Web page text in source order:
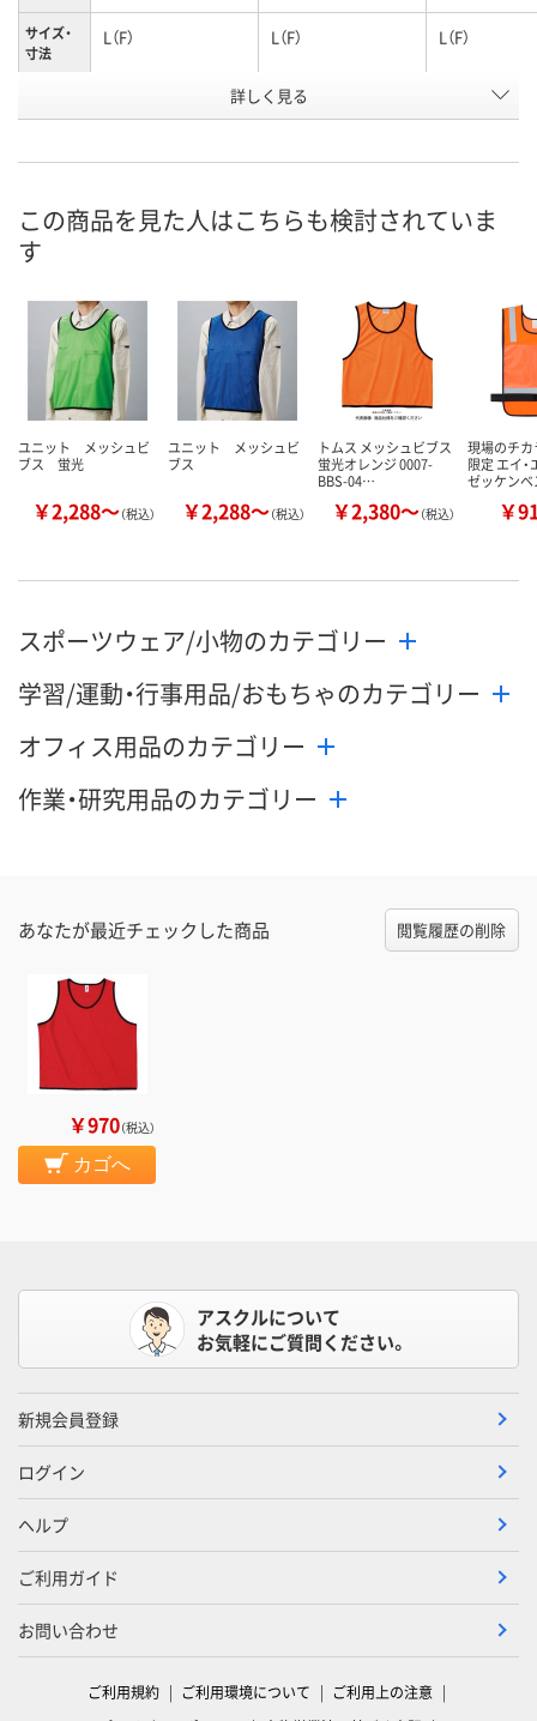
サイズ・
寸法
L（F） L（F） L（F）
ブラック ホワイト
号
お届け日
数量
カゴへ
数量
カゴへ カ
詳しく見る
この商品を見た人はこちらも検討されていま
す
ユニット メッシュビ
ブス 蛍光
￥2,288～（税込）
ユニット メッシュビ
ブス
￥2,288～（税込）
トムス メッシュビブス
蛍光オレンジ 0007-
BBS-04…
￥2,380～（税込）
現場のチ
限定 エイ・
ゼッケン
￥
スポーツウェア/小物のカテゴリー
学習/運動・行事用品/おもちゃのカテゴリー
オフィス用品のカテゴリー
作業・研究用品のカテゴリー
あなたが最近チェックした商品 閲覧履歴の削除
￥970（税込）
カゴへ
アスクルについて
お気軽にご質問ください。
新規会員登録
ログイン
ヘルプ
ご利用ガイド
お問い合わせ
ご利用規約 ご利用環境について
ご利用上の注意